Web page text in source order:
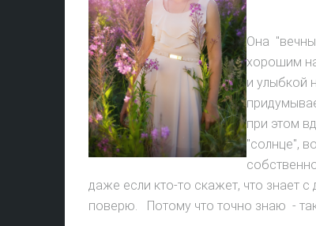
Она
хорошим
и улыбкой
при этом
"солнце",
даже если кто-то скажет, что знает с
поверю. Потому что точно знаю -